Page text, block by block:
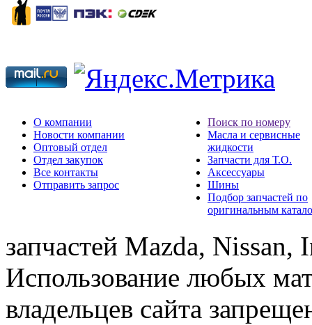
О компании
Новости компании
Оптовый отдел
Отдел закупок
Все контакты
Отправить запрос
Поиск по номеру
Масла и сервисные
жидкости
Запчасти для Т.О.
Аксессуары
Шины
Подбор запчастей по
оригинальным
запчастей Mazda,
Использование любых
владельцев сайта